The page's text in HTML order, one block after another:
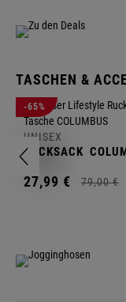
TASCHEN &
-65%
UNISEX
RUCKSACK
27,99 € 79,00 €